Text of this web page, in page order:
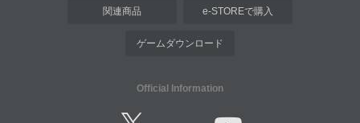
関連商品 e-STOREで購入
ゲームダウンロード
Official Information